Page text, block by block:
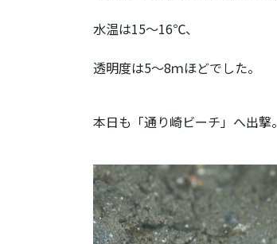
水温は15～16℃、
透明度は5～8ｍほどでした。
本日も「通り崎ビーチ」へ出撃。